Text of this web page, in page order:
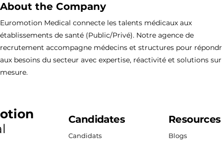
About the Company
Euromotion Medical connecte les talents médicaux aux
établissements de santé (Public/Privé). Notre agence de
recrutement accompagne médecins et structures pour
aux besoins du secteur avec expertise, réactivité et solutions sur
mesure.
Candidates
Candidats
Resources
Blogs